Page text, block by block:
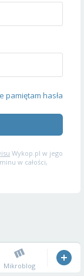
pamiętam hasła
Wykop.pl w jego
w całości,
Mikroblog